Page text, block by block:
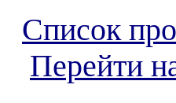
Список
Перейти